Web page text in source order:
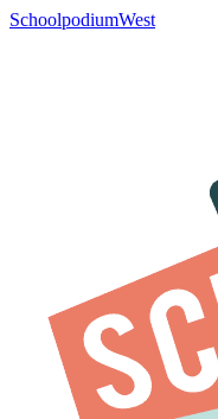
SchoolpodiumWest